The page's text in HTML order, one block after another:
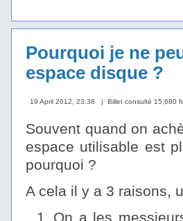
Pourquoi je ne
espace disque ?
19 April 2012, 23:38 | Billet consulté 15,680
Souvent quand on
espace utilisable est
pourquoi ?
A cela il y a 3 raisons,
On a les